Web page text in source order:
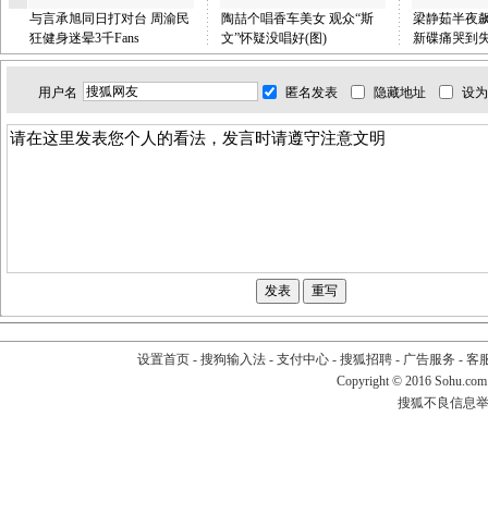
与言承旭同日打对台 周渝民
狂健身迷晕3千Fans
陶喆个唱香车美女 观众“斯
文”怀疑没唱好(图)
梁静茹半夜
新碟痛哭到
用户名 匿名发表 隐藏地址 设
设置首页- 搜狗输入法- 支付中心- 搜狐招聘- 广告服务 - 客
Copyright © 2016
搜狐不良信息